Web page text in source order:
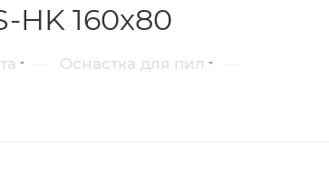
HK 160x80
Оснастка для пил